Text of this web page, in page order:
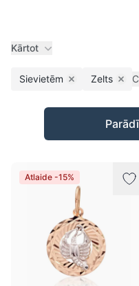
Kārtot
Sievietēm Remove filter
Zelts
Preces
Atlaide -15%